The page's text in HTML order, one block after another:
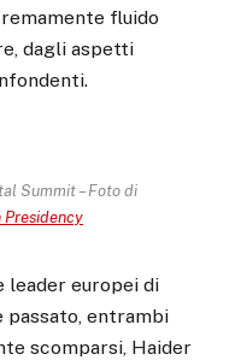
fluido
dagli aspetti
Summit – Foto di
Presidency
leader europei di
passato, entrambi
scomparsi, Haider